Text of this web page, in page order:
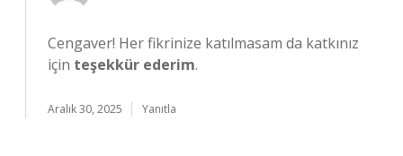
Cengaver! Her fikrinize katılmasam da katkınız
için teşekkür ederim.
Aralık 30, 2025 Yanıtla